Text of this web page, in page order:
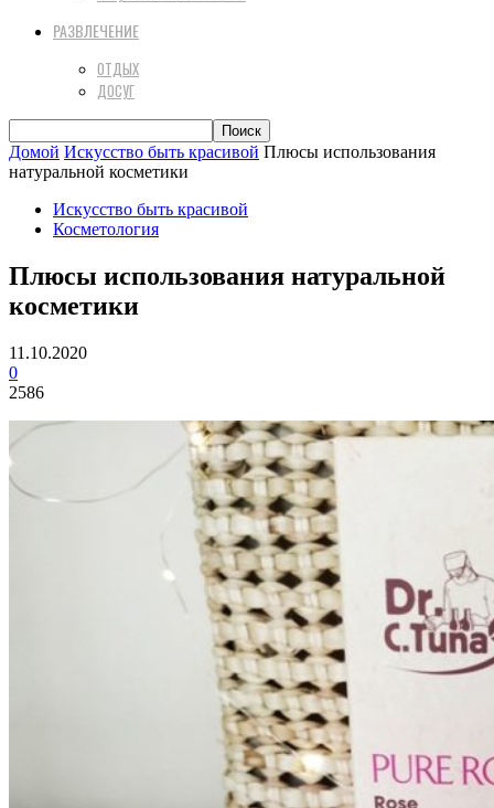
РАЗВЛЕЧЕНИЕ
ОТДЫХ
ДОСУГ
Домой Искусство быть красивой Плюсы использования
натуральной косметики
Искусство быть красивой
Косметология
Плюсы использования натуральной
косметики
11.10.2020
0
2586